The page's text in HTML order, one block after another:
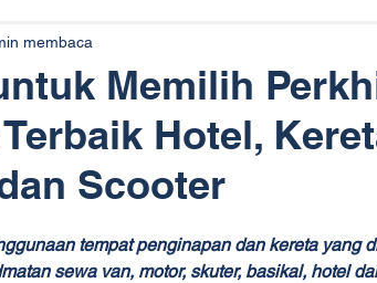
Memilih
Hotel,
Scooter
membaca
tempat penginapan dan kereta yang
sewa van, motor, skuter, basikal, hotel